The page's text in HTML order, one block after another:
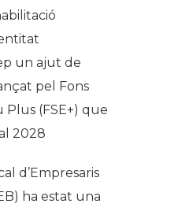
un ajut de
pel Fons
Plus (FSE+) que
2028
d’Empresaris
ha estat una